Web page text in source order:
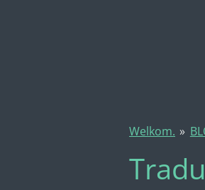
Welkom. »